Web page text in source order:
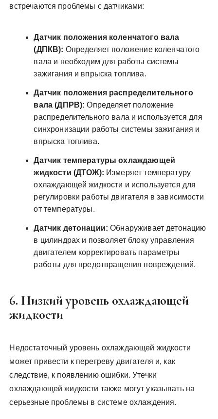
встречаются проблемы с датчиками:
Датчик положения коленчатого вала
(ДПКВ): Определяет положение коленчатого
вала и необходим для работы системы
зажигания и впрыска топлива.
Датчик положения распределительного
вала (ДПРВ): Определяет положение
распределительного вала и используется для
синхронизации работы системы зажигания и
впрыска топлива.
Датчик температуры охлаждающей
жидкости (ДТОЖ): Измеряет температуру
охлаждающей жидкости и используется для
регулировки работы двигателя в зависимости
от температуры.
Датчик детонации: Обнаруживает детонацию
в цилиндрах и позволяет блоку управления
двигателем корректировать параметры
работы для предотвращения повреждений.
6. Низкий уровень охлаждающей
жидкости
Недостаточный уровень охлаждающей жидкости
может привести к перегреву двигателя и, как
следствие, к появлению ошибки. Утечки
охлаждающей жидкости также могут указывать на
серьезные проблемы в системе охлаждения.